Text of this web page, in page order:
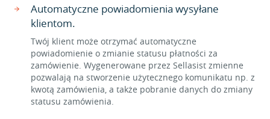
Automatyczne powiadomienia wysyłane
klientom.
Twój klient może otrzymać automatyczne
powiadomienie o zmianie statusu płatności za
zamówienie. Wygenerowane przez Sellasist zmienne
pozwalają na stworzenie użytecznego komunikatu np. z
kwotą zamówienia, a także pobranie danych do zmiany
statusu zamówienia.